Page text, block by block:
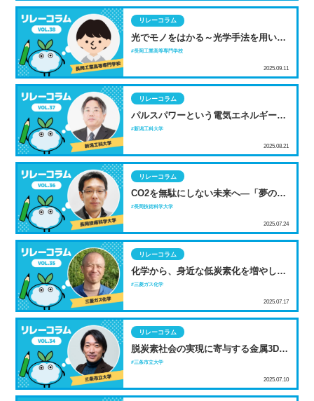
光でモノをはかる～光学手法を用いた
非破壊品質評価・検査～
リレーコラム
2025.09.11
長岡工業高等専門学校
パルスパワーという電気エネルギーの
新しい使い方
リレーコラム
2025.08.21
新潟工科大学
CO2を無駄にしない未来へ―「夢の素
材」で切り拓く新しい気体貯蔵技術―
リレーコラム
2025.07.24
長岡技術科学大学
化学から、身近な低炭素化を増やして
いきますよ！
リレーコラム
2025.07.17
三菱ガス化学
脱炭素社会の実現に寄与する金属3Dプ
リンターの実用化
リレーコラム
2025.07.10
三条市立大学